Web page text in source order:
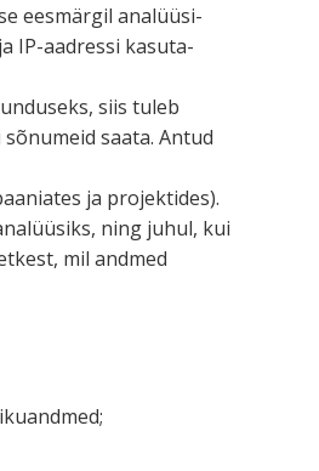
eesmärgil analüü­si­
IP-aadressi kasuta­
siis tuleb
saata. Antud
ja projek­tides).
ning juhul, kui
mil andmed